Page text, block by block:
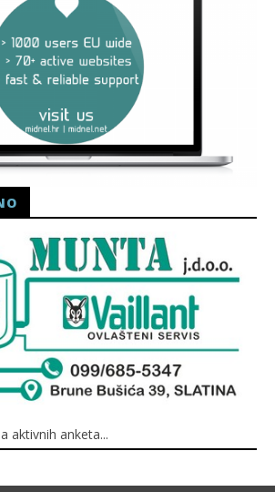
aktivnih anketa...